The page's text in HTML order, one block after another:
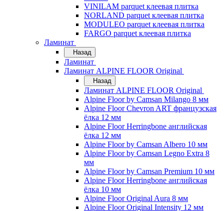
VINILAM parquet клеевая плитка
NORLAND parquet клеевая плитка
MODULEO parquet клеевая плитка
FARGO parquet клеевая плитка
Ламинат
Назад
Ламинат
Ламинат ALPINE FLOOR Original
Назад
Ламинат ALPINE FLOOR Original
Alpine Floor by Camsan Milango 8 мм
Alpine Floor Chevron ART французская
ёлка 12 мм
Alpine Floor Herringbone английская
ёлка 12 мм
Alpine Floor by Camsan Albero 10 мм
Alpine Floor by Camsan Legno Extra 8
мм
Alpine Floor by Camsan Premium 10 мм
Alpine Floor Herringbone английская
ёлка 10 мм
Alpine Floor Original Aura 8 мм
Alpine Floor Original Intensity 12 мм